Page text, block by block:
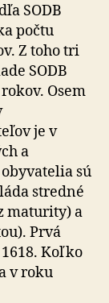
SODB
počtu
Z toho tri
SODB
Osem
je v
a
sú
stredné
maturity) a
Prvá
Koľko
v roku